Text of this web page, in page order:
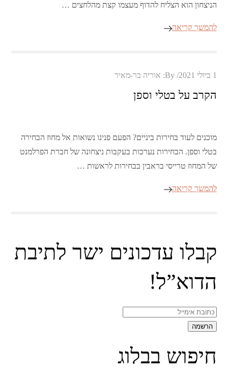
הניצחון הוא הצליח להדוף מעצמו קצת מהלחצים …
להמשך קריאה
Posted1 ביולי 2021 By: אוריה בר-מאיר
הקרב על בטלי וספן
מוכנים לעוד בחירות ביניים? הפעם פנינו נשואות אל מחוז הבחירה
בטלי וספן. הבחירות נערכות בעקבות ניצחונה של חברת הפרלמנט
של המחוז טרייסי בראבין בבחירות לראשות …
להמשך קריאה
קבלו עדכונים ישר לתיבת
הדוא”ל!
חיפוש בבלוג